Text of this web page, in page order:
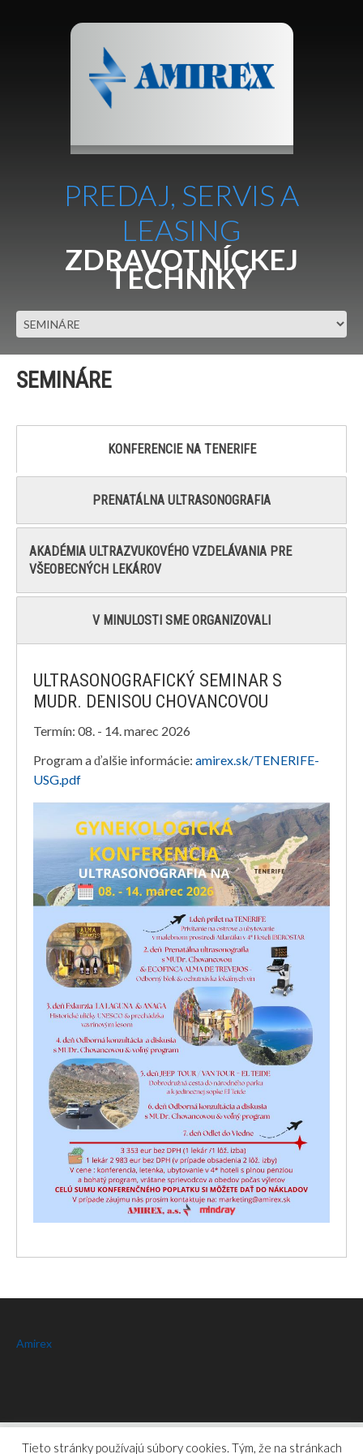
PREDAJ, SERVIS A
LEASING
ZDRAVOTNÍCKEJ
TECHNIKY
SEMINÁRE
KONFERENCIE NA TENERIFE
PRENATÁLNA ULTRASONOGRAFIA
AKADÉMIA ULTRAZVUKOVÉHO VZDELÁVANIA PRE
VŠEOBECNÝCH LEKÁROV
V MINULOSTI SME ORGANIZOVALI
ULTRASONOGRAFICKÝ SEMINAR S
MUDR. DENISOU CHOVANCOVOU
Termín: 08. - 14. marec 2026
Program a ďalšie informácie: amirex.sk/TENERIFE-
USG.pdf
Amirex
Amirex© 2026. Privacy Policy
Tieto stránky používajú súbory cookies. Tým, že na stránkach